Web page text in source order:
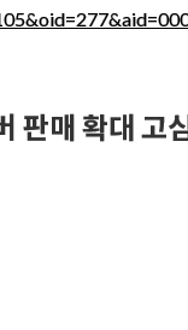
판매 확대 고